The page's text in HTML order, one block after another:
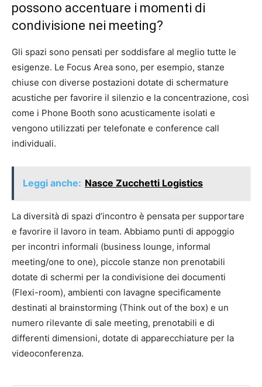
possono accentuare i momenti di
condivisione nei meeting?
Gli spazi sono pensati per soddisfare al meglio tutte le
esigenze. Le Focus Area sono, per esempio, stanze
chiuse con diverse postazioni dotate di schermature
acustiche per favorire il silenzio e la concentrazione, così
come i Phone Booth sono acusticamente isolati e
vengono utilizzati per telefonate e conference call
individuali.
Leggi anche: Nasce Zucchetti Logistics
La diversità di spazi d’incontro è pensata per supportare
e favorire il lavoro in team. Abbiamo punti di appoggio
per incontri informali (business lounge, informal
meeting/one to one), piccole stanze non prenotabili
dotate di schermi per la condivisione dei documenti
(Flexi-room), ambienti con lavagne specificamente
destinati al brainstorming (Think out of the box) e un
numero rilevante di sale meeting, prenotabili e di
differenti dimensioni, dotate di apparecchiature per la
videoconferenza.